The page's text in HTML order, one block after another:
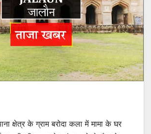
क्षेत्र के ग्राम बरोदा कला में मामा के घर